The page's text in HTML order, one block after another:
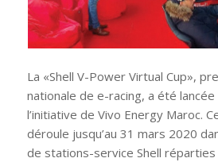
La «Shell V-Power Virtual Cup»,
nationale de e-racing, a été
l’initiative de Vivo Energy Maroc.
déroule jusqu’au 31 mars 2020
de stations-service Shell réparties